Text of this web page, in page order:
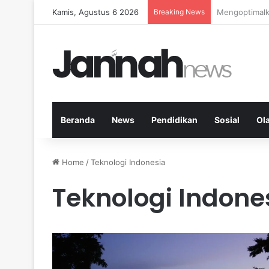
Kamis, Agustus 6 2026 Breaking News Kardio
Beranda News Pendidikan Sosial
Home /Teknologi Indonesia
Teknologi